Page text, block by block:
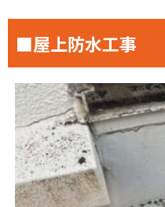
■屋上防水工事